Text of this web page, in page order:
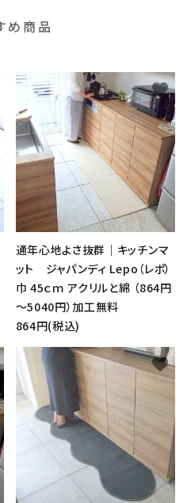
め商品
通年心地よさ抜群｜キッチンマ
ット ジャパンディ Lepo（レポ）
巾 45ｃｍ アクリルと綿 （864円
～5040円）加工無料
864円(税込)
favorite
favorite